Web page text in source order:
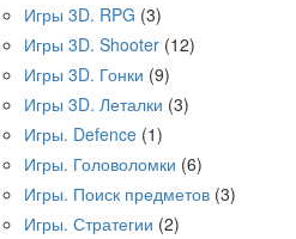
Игры 3D. RPG (3)
Игры 3D. Shooter (12)
Игры 3D. Гонки (9)
Игры 3D. Леталки (3)
Игры. Defence (1)
Игры. Головоломки (6)
Игры. Поиск предметов (3)
Игры. Стратегии (2)